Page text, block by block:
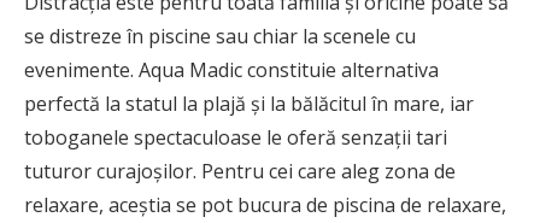
se distreze în piscine sau chiar la scenele cu
evenimente. Aqua Madic constituie alternativa
perfectă la statul la plajă și la bălăcitul în mare, iar
toboganele spectaculoase le oferă senzații tari
tuturor curajoșilor. Pentru cei care aleg zona de
relaxare, aceștia se pot bucura de piscina de relaxare,